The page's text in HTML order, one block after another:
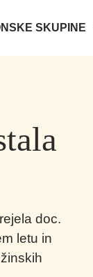
SKUPINE
doc.
letu in